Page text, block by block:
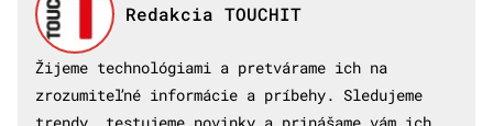
Redakcia TOUCHIT
Žijeme technológiami a pretvárame ich na
zrozumiteľné informácie a príbehy. Sledujeme